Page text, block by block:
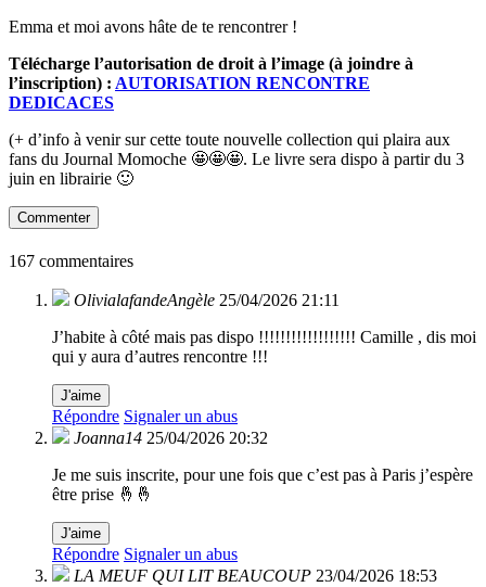
Emma et moi avons hâte de te rencontrer !
Télécharge l’autorisation de droit à l’image (à joindre à
l’inscription) : AUTORISATION RENCONTRE
DEDICACES
(+ d’info à venir sur cette toute nouvelle collection qui plaira aux
fans du Journal Momoche 🤩🤩🤩. Le livre sera dispo à partir du 3
juin en librairie 🙂
Commenter
167 commentaires
OlivialafandeAngèle 25/04/2026 21:11
J’habite à côté mais pas dispo !!!!!!!!!!!!!!!!!! Camille , dis moi
qui y aura d’autres rencontre !!!
J'aime
Répondre Signaler un abus
Joanna14 25/04/2026 20:32
Je me suis inscrite, pour une fois que c’est pas à Paris j’espère
être prise 🤞🤞
J'aime
Répondre Signaler un abus
LA MEUF QUI LIT BEAUCOUP 23/04/2026 18:53